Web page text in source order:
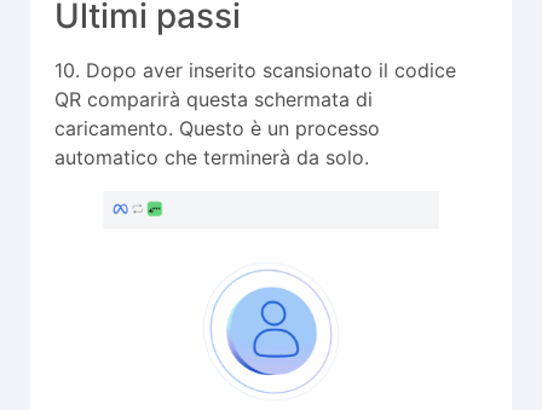
Ultimi passi
10. Dopo aver inserito scansionato il codice
QR comparirà questa schermata di
caricamento. Questo è un processo
automatico che terminerà da solo.